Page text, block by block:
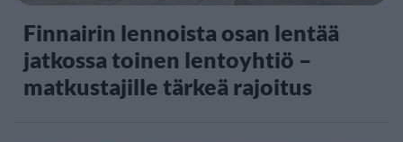
Finnairin lennoista osan lentää
jatkossa toinen lentoyhtiö –
matkustajille tärkeä rajoitus